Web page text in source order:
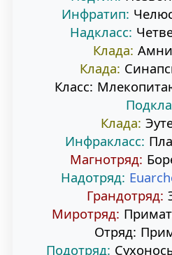
Инфратип:
Надкласс:
Клада:
Клада:
Класс:
Клада:
Инфракласс:
Магнотряд:
Надотряд:
Грандотряд:
Миротряд:
Отряд:
Подотряд: